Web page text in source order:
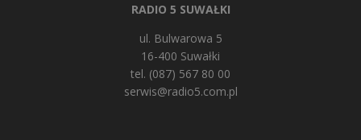
RADIO 5 SUWAŁKI
ul. Bulwarowa 5
16-400 Suwałki
tel. (087) 567 80 00
serwis@radio5.com.pl